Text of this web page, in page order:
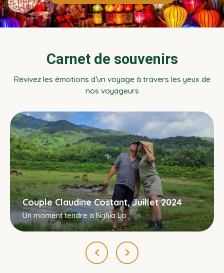
Carnet de souvenirs
Revivez les émotions d’un voyage à travers les yeux de
nos voyageurs
Couple Claudine Costant, Juillet 2024
Un moment tendre à Nghia Lo